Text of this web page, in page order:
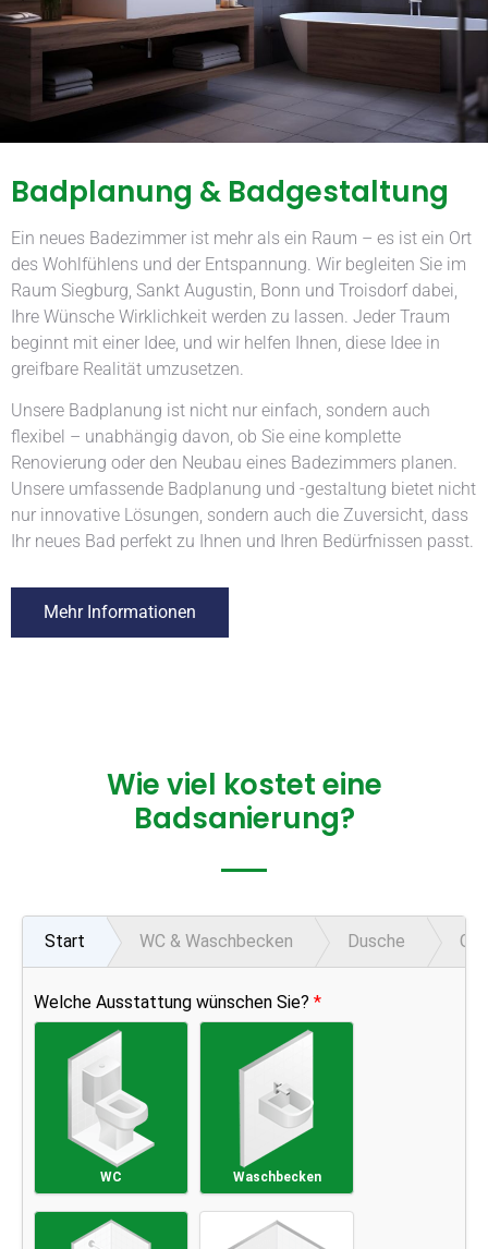
Badplanung & Badgestaltung
Ein neues Badezimmer ist mehr als ein Raum – es ist ein Ort
des Wohlfühlens und der Entspannung. Wir begleiten Sie im
Raum Siegburg, Sankt Augustin, Bonn und Troisdorf dabei,
Ihre Wünsche Wirklichkeit werden zu lassen. Jeder Traum
beginnt mit einer Idee, und wir helfen Ihnen, diese Idee in
greifbare Realität umzusetzen.
Unsere Badplanung ist nicht nur einfach, sondern auch
flexibel – unabhängig davon, ob Sie eine komplette
Renovierung oder den Neubau eines Badezimmers planen.
Unsere umfassende Badplanung und -gestaltung bietet nicht
nur innovative Lösungen, sondern auch die Zuversicht, dass
Ihr neues Bad perfekt zu Ihnen und Ihren Bedürfnissen passt.
Mehr Informationen
Wie viel kostet eine
Badsanierung?